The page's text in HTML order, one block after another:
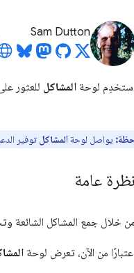
Sam Dutton
استخدِم لوحة المشاكل للعثور
يواصل لوحة المشاكل توفير
نظرة عامة
من خلال جمع المشاكل الشائعة
اعتبارًا من الآن، تعرض لوحة